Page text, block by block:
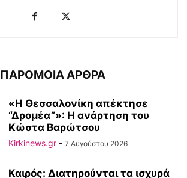
ΠΑΡΟΜΟΙΑ ΑΡΘΡΑ
«Η Θεσσαλονίκη απέκτησε
“Δρομέα”»: Η ανάρτηση του
Κώστα Βαρώτσου
Kirkinews.gr - 7 Αυγούστου 2026
Καιρός: Διατηρούνται τα ισχυρά